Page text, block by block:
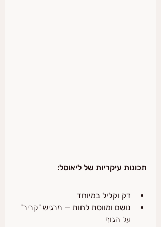
תכונות עיקריות של ליאוסל:
דק וקליל במיוחד
נושם ומווסת לחות — מרגיש "קריר"
על הגוף